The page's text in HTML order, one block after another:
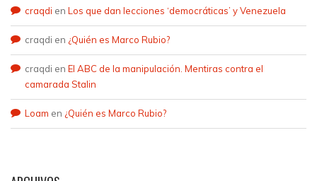
craqdi en Los que dan lecciones ‘democráticas’ y Venezuela
craqdi en ¿Quién es Marco Rubio?
craqdi en El ABC de la manipulación. Mentiras contra el
camarada Stalin
Loam en ¿Quién es Marco Rubio?